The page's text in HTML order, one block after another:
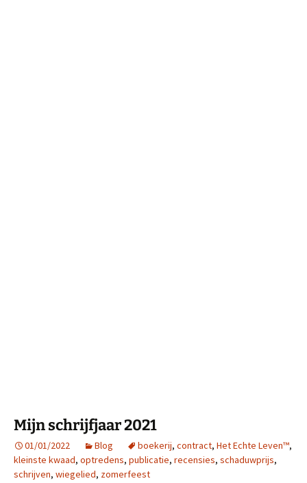
Mijn schrijfjaar 2021
01/01/2022 Blog boekerij, contract, Het Echte Leven™,
kleinste kwaad, optredens, publicatie, recensies, schaduwprijs,
schrijven, wiegelied, zomerfeest